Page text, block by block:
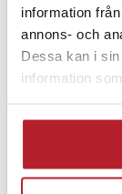
information
annons- och
Dessa kan i
information